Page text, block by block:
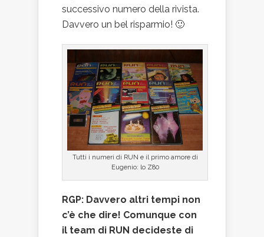
successivo numero della rivista.
Davvero un bel risparmio! 🙂
Tutti i numeri di RUN e il primo amore di
Eugenio: lo Z80
RGP: Davvero altri tempi non
c’è che dire! Comunque con
il team di RUN decideste di